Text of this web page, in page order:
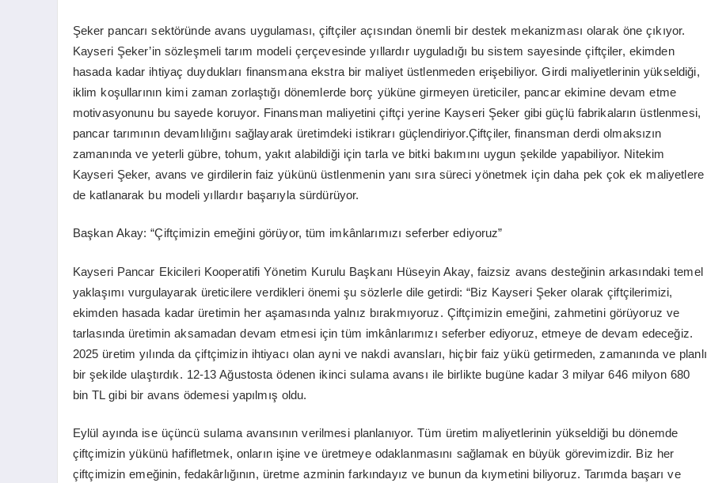
Şeker pancarı sektöründe avans uygulaması, çiftçiler açısından önemli bir destek mekanizması olarak öne çıkıyor.
Kayseri Şeker’in sözleşmeli tarım modeli çerçevesinde yıllardır uyguladığı bu sistem sayesinde çiftçiler, ekimden
hasada kadar ihtiyaç duydukları finansmana ekstra bir maliyet üstlenmeden erişebiliyor. Girdi maliyetlerinin yükseldiği,
iklim koşullarının kimi zaman zorlaştığı dönemlerde borç yüküne girmeyen üreticiler, pancar ekimine devam etme
motivasyonunu bu sayede koruyor. Finansman maliyetini çiftçi yerine Kayseri Şeker gibi güçlü fabrikaların üstlenmesi,
pancar tarımının devamlılığını sağlayarak üretimdeki istikrarı güçlendiriyor.Çiftçiler, finansman derdi olmaksızın
zamanında ve yeterli gübre, tohum, yakıt alabildiği için tarla ve bitki bakımını uygun şekilde yapabiliyor. Nitekim
Kayseri Şeker, avans ve girdilerin faiz yükünü üstlenmenin yanı sıra süreci yönetmek için daha pek çok ek maliyetlere
de katlanarak bu modeli yıllardır başarıyla sürdürüyor.
Başkan Akay: “Çiftçimizin emeğini görüyor, tüm imkânlarımızı seferber ediyoruz”
Kayseri Pancar Ekicileri Kooperatifi Yönetim Kurulu Başkanı Hüseyin Akay, faizsiz avans desteğinin arkasındaki temel
yaklaşımı vurgulayarak üreticilere verdikleri önemi şu sözlerle dile getirdi: “Biz Kayseri Şeker olarak çiftçilerimizi,
ekimden hasada kadar üretimin her aşamasında yalnız bırakmıyoruz. Çiftçimizin emeğini, zahmetini görüyoruz ve
tarlasında üretimin aksamadan devam etmesi için tüm imkânlarımızı seferber ediyoruz, etmeye de devam edeceğiz.
2025 üretim yılında da çiftçimizin ihtiyacı olan ayni ve nakdi avansları, hiçbir faiz yükü getirmeden, zamanında ve planlı
bir şekilde ulaştırdık. 12-13 Ağustosta ödenen ikinci sulama avansı ile birlikte bugüne kadar 3 milyar 646 milyon 680
bin TL gibi bir avans ödemesi yapılmış oldu.
Eylül ayında ise üçüncü sulama avansının verilmesi planlanıyor. Tüm üretim maliyetlerinin yükseldiği bu dönemde
çiftçimizin yükünü hafifletmek, onların işine ve üretmeye odaklanmasını sağlamak en büyük görevimizdir. Biz her
çiftçimizin emeğinin, fedakârlığının, üretme azminin farkındayız ve bunun da kıymetini biliyoruz. Tarımda başarı ve